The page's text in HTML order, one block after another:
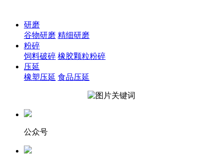
研磨
谷物研磨 精细研磨
粉碎
饲料破碎 橡胶颗粒粉碎
压延
橡塑压延 食品压延
公众号